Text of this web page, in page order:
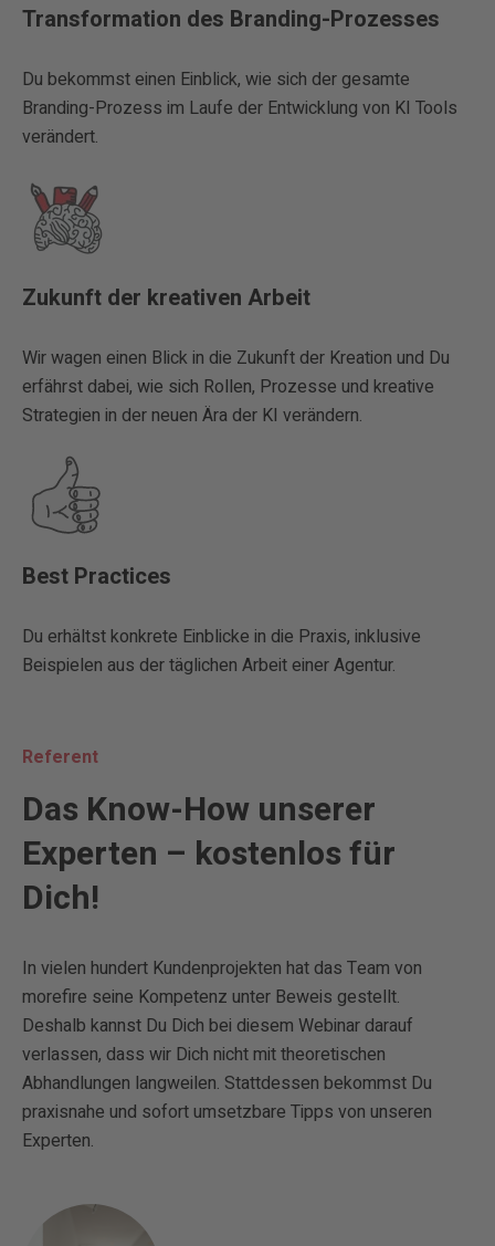
Transformation des Branding-Prozesses
Du bekommst einen Einblick, wie sich der gesamte
Branding-Prozess im Laufe der Entwicklung von KI Tools
verändert.
Zukunft der kreativen Arbeit
Wir wagen einen Blick in die Zukunft der Kreation und Du
erfährst dabei, wie sich Rollen, Prozesse und kreative
Strategien in der neuen Ära der KI verändern.
Best Practices
Du erhältst konkrete Einblicke in die Praxis, inklusive
Beispielen aus der täglichen Arbeit einer Agentur.
Referent
Das Know-How unserer
Experten – kostenlos für
Dich!
In vielen hundert Kundenprojekten hat das Team von
morefire seine Kompetenz unter Beweis gestellt.
Deshalb kannst Du Dich bei diesem Webinar darauf
verlassen, dass wir Dich nicht mit theoretischen
Abhandlungen langweilen. Stattdessen bekommst Du
praxisnahe und sofort umsetzbare Tipps von unseren
Experten.